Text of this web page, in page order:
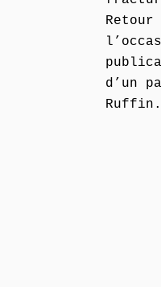
d’un
Ruffin.